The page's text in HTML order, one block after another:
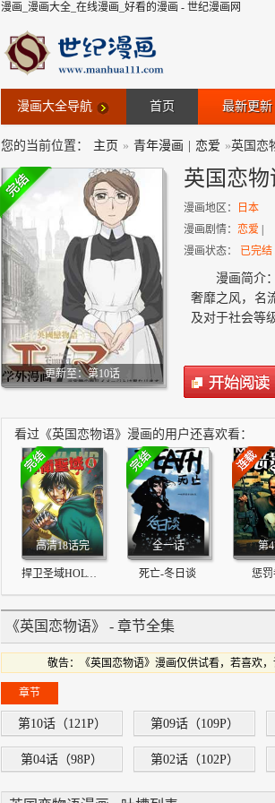
漫画_漫画大全_在线漫画_好看的漫画 - 世纪漫画网
漫画大全导航 首页 最新更新
您的当前位置： 主页 » 青年漫画 恋爱 »英国恋
更新至：第10话
英国恋物
漫画地区： 日本
漫画剧情： 恋爱
漫画状态：
已完结
漫画简介
奢靡之风，名
及对于社会等
看过《英国恋物语》漫画的用户还喜欢看：
高清18话完
捍卫圣域HOLYLAND
全一话
死亡-冬日谈
第
惩
《英国恋物语》 - 章节全集
敬告：《英国恋物语》漫画仅供试看，若喜欢
章节
第10话（121P） 第09话（109P）
第04话（98P） 第02话（102P）